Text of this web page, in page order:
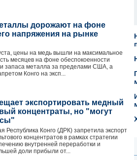
дорожают на фоне
напряжения на рынке
цены на медь вышли на максимальное
месяцев на фоне обеспокоенности
запаса металла за пределами США, а
Конго на эксп...
экспортировать медный
концентраты, но "могут
Республика Конго (ДРК) запретила экспорт
концентратов в рамках стратегии
внутренней переработки и
доли прибыли от...